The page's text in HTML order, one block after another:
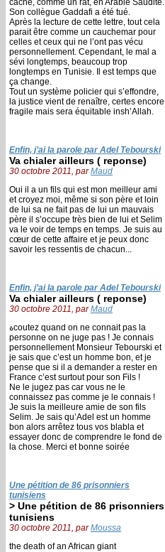
caché, comme un rat, en Arabie Saudite.
Son collègue Gaddafi a été tué.
Après la lecture de cette lettre, tout cela
parait être comme un cauchemar pour
celles et ceux qui ne l’ont pas vécu
personnellement. Cependant, le mal a
sévi longtemps, beaucoup trop
longtemps en Tunisie. Il est temps que
ça change.
Tout un système policier qui s’effondre,
la justice vient de renaître, certes encore
fragile mais sera équitable insh’Allah.
Enfin, j’ai la parole par Adel Tebourski
Va chialer ailleurs ( reponse)
30 octobre 2011, parMaud
Oui il a un fils qui est mon meilleur ami
et croyez moi, même si son père et loin
de lui sa ne fait pas de lui un mauvais
père il s’occupe très bien de lui et Selim
va le voir de temps en temps. Je suis au
cœur de cette affaire et je peux donc
savoir les ressentis de chacun...
Enfin, j’ai la parole par Adel Tebourski
Va chialer ailleurs ( reponse)
30 octobre 2011, parMaud
ةcoutez quand on ne connait pas la
personne on ne juge pas ! Je connais
personnellement Monsieur Tebourski et
je sais que c’est un homme bon, et je
pense que si il a demander a rester en
France c’est surtout pour son Fils !
Ne le jugez pas car vous ne le
connaissez pas comme je le connais !
Je suis la meilleure amie de son fils
Selim. Je sais qu’Adel est un homme
bon alors arrêtez tous vos blabla et
essayer donc de comprendre le fond de
la chose. Merci et bonne soirée
Une pétition de 86 prisonniers
tunisiens
> Une pétition de 86 prisonniers
tunisiens
30 octobre 2011, parMoussa
the death of an African giant